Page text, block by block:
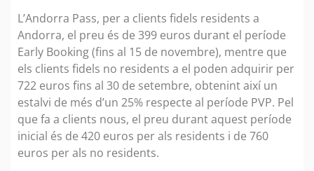
L’Andorra Pass, per a clients fidels residents a
Andorra, el preu és de 399 euros durant el període
Early Booking (fins al 15 de novembre), mentre que
els clients fidels no residents a el poden adquirir per
722 euros fins al 30 de setembre, obtenint així un
estalvi de més d’un 25% respecte al període PVP. Pel
que fa a clients nous, el preu durant aquest període
inicial és de 420 euros per als residents i de 760
euros per als no residents.